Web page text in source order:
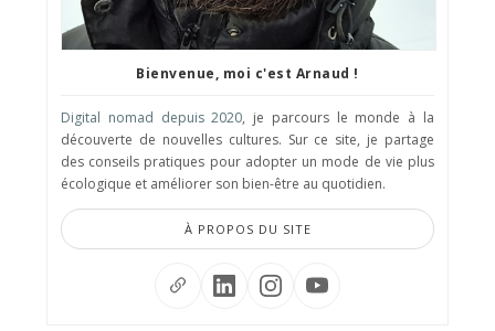
Bienvenue, moi c'est Arnaud !
Digital nomad depuis 2020, je parcours le monde à la
découverte de nouvelles cultures. Sur ce site, je partage
des conseils pratiques pour adopter un mode de vie plus
écologique et améliorer son bien-être au quotidien.
À PROPOS DU SITE